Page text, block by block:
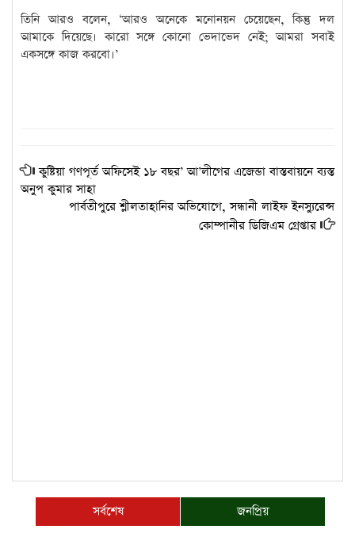
তিনি আরও বলেন, ‘আরও অনেকে মনোনয়ন চেয়েছেন, কিন্তু দল
আমাকে দিয়েছে। কারো সঙ্গে কোনো ভেদাভেদ নেই; আমরা সবাই
একসঙ্গে কাজ করবো।’
কুষ্টিয়া গণপূর্ত অফিসেই ১৮ বছর’ আ’লীগের এজেন্ডা বাস্তবায়নে ব্যস্ত
অনুপ কুমার সাহা
পার্বতীপুরে শ্লীলতাহানির অভিযোগে, সন্ধানী লাইফ ইনস্যুরেন্স
কোম্পানীর ডিজিএম গ্রেপ্তার
সর্বশেষ
জনপ্রিয়